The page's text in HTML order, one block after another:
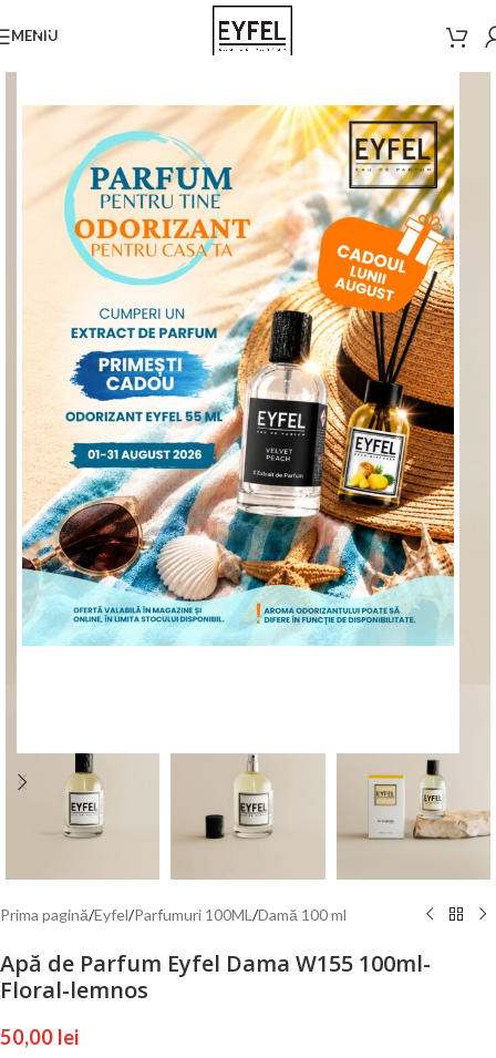
MENIU
Mărește poza
Prima pagină/Eyfel/Parfumuri 100ML /Damă 100 ml
Apă de Parfum Eyfel Dama W155 100ml-
Floral-lemnos
50,00 lei